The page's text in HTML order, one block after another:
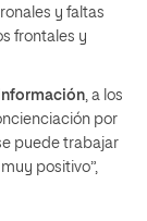
y faltas
frontales y
, a los
por
puede trabajar
positivo”,